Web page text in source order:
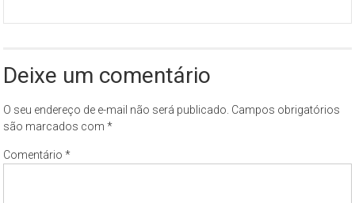
Deixe um comentário
O seu endereço de e-mail não será publicado. Campos obrigatórios
são marcados com*
Comentário*